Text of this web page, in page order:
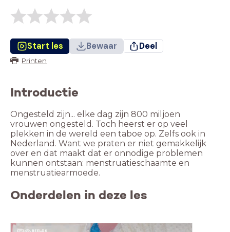
Start les Bewaar Deel
Printen
Introductie
Ongesteld zijn... elke dag zijn 800 miljoen
vrouwen ongesteld. Toch heerst er op veel
plekken in de wereld een taboe op. Zelfs ook in
Nederland. Want we praten er niet gemakkelijk
over en dat maakt dat er onnodige problemen
kunnen ontstaan: menstruatieschaamte en
menstruatiearmoede.
Onderdelen in deze les